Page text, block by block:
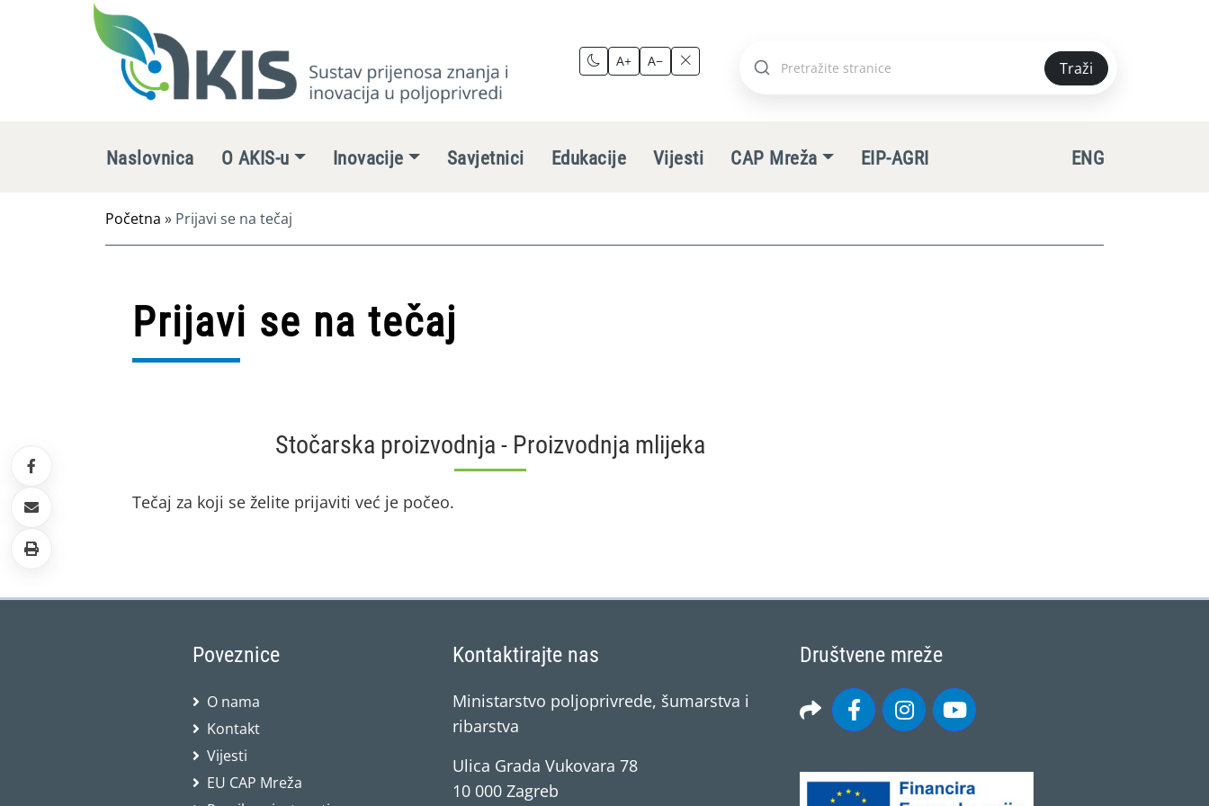
A+ A−
Pretraži
Traži
Naslovnica O AKIS-u Inovacije Savjetnici Edukacije Vijesti CAP Mreža EIP-AGRI ENG
Početna » Prijavi se na tečaj
Prijavi se na tečaj
Stočarska proizvodnja - Proizvodnja mlijeka
Tečaj za koji se želite prijaviti već je počeo.
Poveznice
O nama
Kontakt
Vijesti
EU CAP Mreža
Kontaktirajte nas
Ministarstvo poljoprivrede, šumarstva i
ribarstva
Ulica Grada Vukovara 78
10 000 Zagreb
Društvene mreže